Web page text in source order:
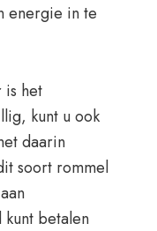
energie in te
is het
kunt u ook
daarin
soort rommel
betalen